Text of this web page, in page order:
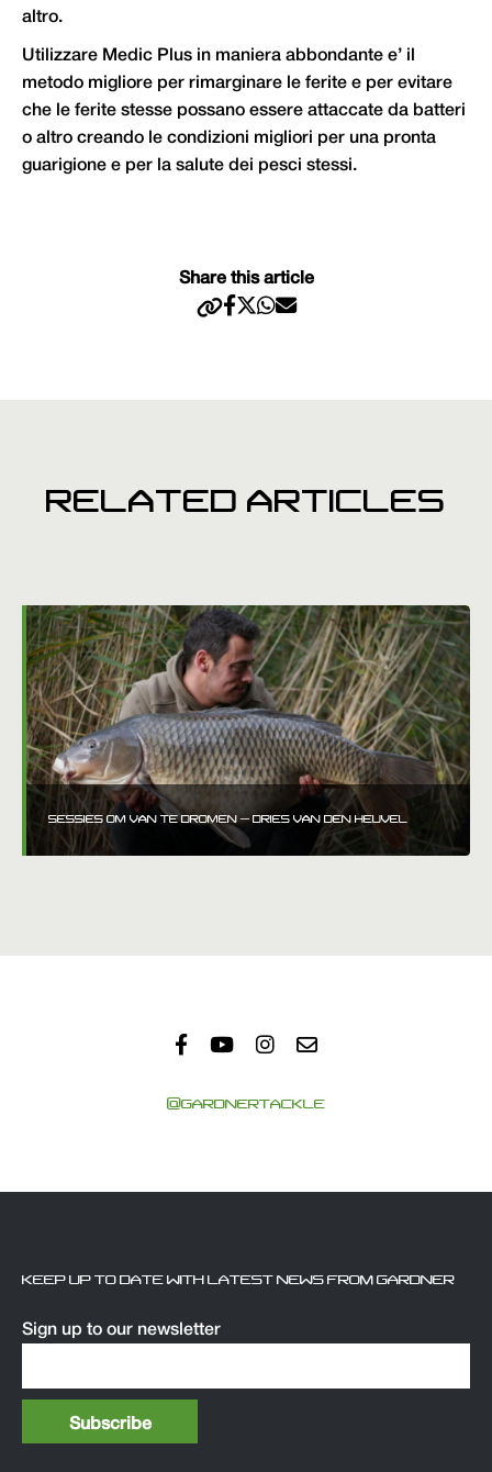
altro.
Utilizzare Medic Plus in maniera abbondante e’ il
metodo migliore per rimarginare le ferite e per evitare
che le ferite stesse possano essere attaccate da batteri
o altro creando le condizioni migliori per una pronta
guarigione e per la salute dei pesci stessi.
Share this article
RELATED ARTICLES
SESSIES OM VAN TE DROMEN – DRIES VAN DEN HEUVEL
@GARDNERTACKLE
KEEP UP TO DATE WITH LATEST NEWS FROM GARDNER
Sign up to our newsletter